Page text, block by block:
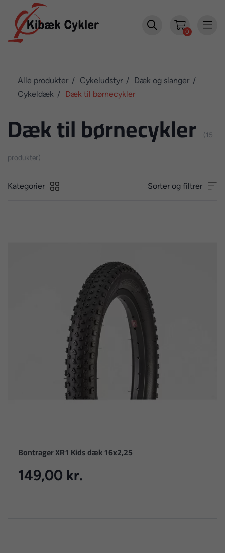

0

Alle produkter Cykeludstyr
Dæk og slanger
Cykeldæk
Dæk til børnecykler
Dæk til børnecykler (15
produkter)
Kategorier Sorter og filtrer
Bontrager XR1 Kids dæk 16x2,25
149,00 kr.